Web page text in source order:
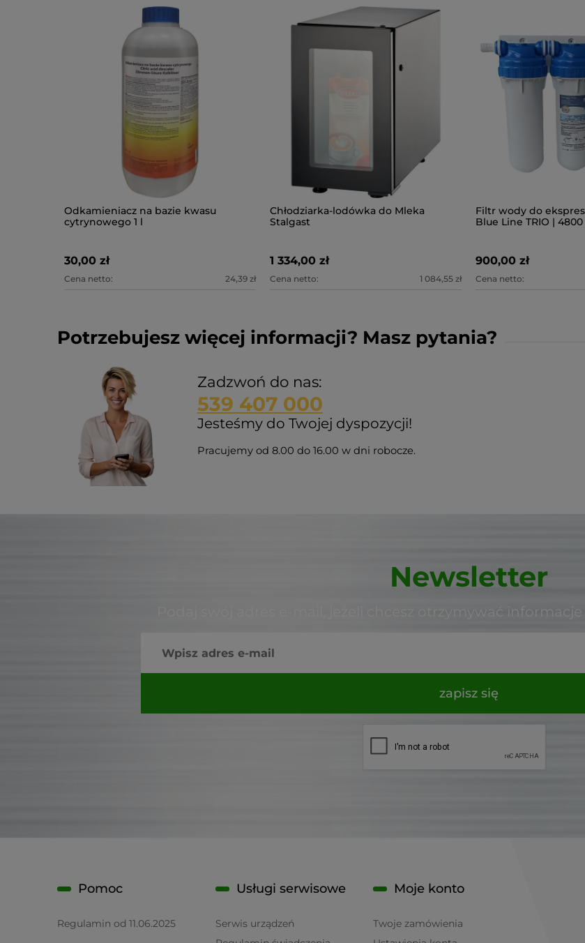
Odkamieniacz na bazie kwasu
cytrynowego 1 l
30,00 zł
Cena netto: 24,39 zł
Chłodziarka-lodówka do Mleka
Stalgast
1 334,00 zł
Cena netto: 1 084,55 zł
Filtr wody do
Blue Line TRIO | 4800
900,00 zł
Cena netto:
Potrzebujesz więcej informacji? Masz pytania?
Zadzwoń do nas:
539 407 000
Jesteśmy do Twojej dyspozycji!
Pracujemy od 8.00 do 16.00 w dni robocze.
Newsletter
Podaj swój adres e-mail, jeżeli chcesz otrzymywać
zapisz się
Pomoc
Regulamin od 11.06.2025
Usługi serwisowe
Serwis urządzeń
Moje konto
Twoje zamówienia